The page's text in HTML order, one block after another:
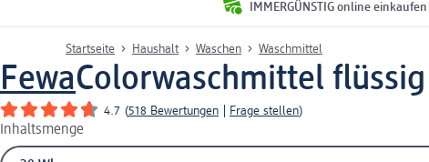
IMMERGÜNSTIG online einkaufen
Startseite Haushalt Waschen Waschmittel
FewaColorwaschmittel
4.7 (518 Bewertungen Frage stellen)
Inhaltsmenge